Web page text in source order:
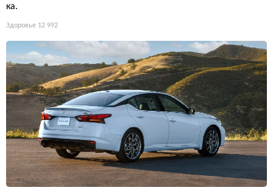
ка.
Здоровье 12 992